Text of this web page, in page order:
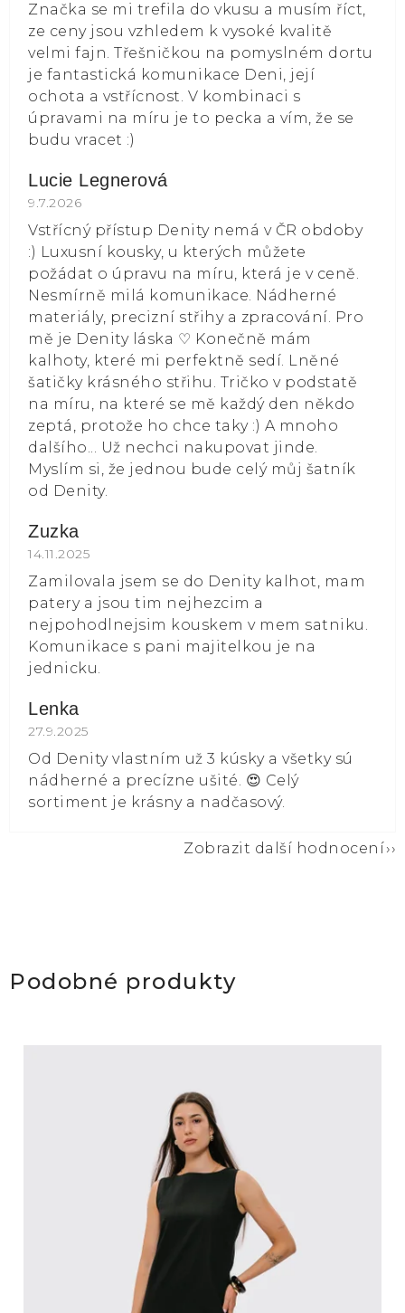
Značka se mi trefila do vkusu a musím říct,
ze ceny jsou vzhledem k vysoké kvalitě
velmi fajn. Třešničkou na pomyslném dortu
je fantastická komunikace Deni, její
ochota a vstřícnost. V kombinaci s
úpravami na míru je to pecka a vím, že se
budu vracet :)
Lucie Legnerová
Hodnocení obchodu je 5 z 5 hvězdiček.
9.7.2026
Vstřícný přístup Denity nemá v ČR obdoby
:) Luxusní kousky, u kterých můžete
požádat o úpravu na míru, která je v ceně.
Nesmírně milá komunikace. Nádherné
materiály, precizní střihy a zpracování. Pro
mě je Denity láska ⁠♡ Konečně mám
kalhoty, které mi perfektně sedí. Lněné
šatičky krásného střihu. Tričko v podstatě
na míru, na které se mě každý den někdo
zeptá, protože ho chce taky :) A mnoho
dalšího... Už nechci nakupovat jinde.
Myslím si, že jednou bude celý můj šatník
od Denity.
Zuzka
Hodnocení obchodu je 5 z 5 hvězdiček.
14.11.2025
Zamilovala jsem se do Denity kalhot, mam
patery a jsou tim nejhezcim a
nejpohodlnejsim kouskem v mem satniku.
Komunikace s pani majitelkou je na
jednicku.
Lenka
Hodnocení obchodu je 5 z 5 hvězdiček.
27.9.2025
Od Denity vlastním už 3 kúsky a všetky sú
nádherné a precízne ušité. 😍 Celý
sortiment je krásny a nadčasový.
Zobrazit další hodnocení
Podobné produkty